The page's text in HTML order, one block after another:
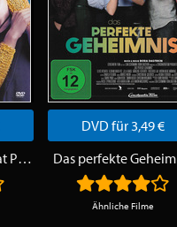
How to Talk to Girls at Parties
DVD für 3,49 €
Das perfekte
Ähnliche Filme